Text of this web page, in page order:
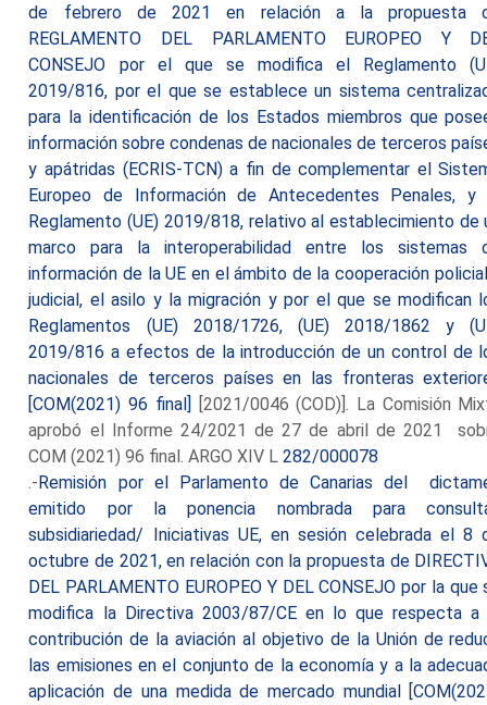
de febrero de 2021 en relación a la propuesta
REGLAMENTO DEL PARLAMENTO EUROPEO Y
CONSEJO por el que se modifica el Reglamento
2019/816, por el que se establece un sistema
para la identificación de los Estados miembros que
información sobre condenas de nacionales de terceros
y apátridas (ECRIS-TCN) a fin de complementar el
Europeo de Información de Antecedentes Penales, y
Reglamento (UE) 2019/818, relativo al establecimiento de
marco para la interoperabilidad entre los sistemas
información de la UE en el ámbito de la cooperación
judicial, el asilo y la migración y por el que se modifican
Reglamentos (UE) 2018/1726, (UE) 2018/1862 y
2019/816 a efectos de la introducción de un control de
nacionales de terceros países en las fronteras
[COM(2021) 96 final] [2021/0046 (COD)]. La Comisión
aprobó el Informe 24/2021 de 27 de abril de 2021
COM (2021) 96 final. ARGO XIV L282/000078
.-Remisión por el Parlamento de Canarias del
emitido por la ponencia nombrada para
subsidiariedad/ Iniciativas UE, en sesión celebrada el 8
octubre de 2021, en relación con la propuesta de
DEL PARLAMENTO EUROPEO Y DEL CONSEJO por la que
modifica la Directiva 2003/87/CE en lo que respecta a
contribución de la aviación al objetivo de la Unión de
las emisiones en el conjunto de la economía y a la
aplicación de una medida de mercado mundial